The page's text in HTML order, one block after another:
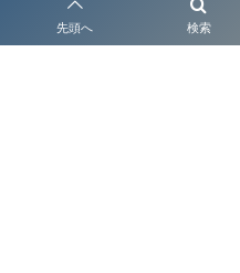
検索
先頭へ